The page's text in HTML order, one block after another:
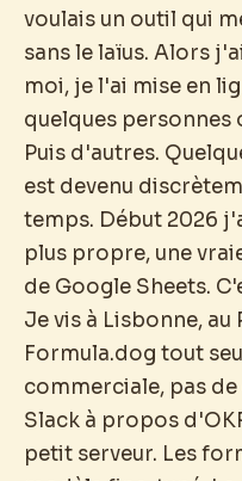
voulais un outil qui
sans le laïus. Alors
moi, je l'ai mise en
quelques personnes
Puis d'autres.
est devenu
temps. Début 2026
plus propre, une
de Google Sheets.
Je vis à Lisbonne,
Formula.dog tout
commerciale, pas
Slack à propos
petit serveur. Les